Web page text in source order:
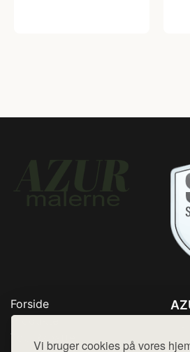
Vi bruger cookies på vores
Forside
Produkter
Top Rabatter